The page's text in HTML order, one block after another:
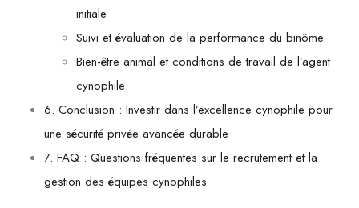
initiale
Suivi et évaluation de la performance du binôme
Bien-être animal et conditions de travail de l’agent
cynophile
6. Conclusion : Investir dans l’excellence cynophile pour
une sécurité privée avancée durable
7. FAQ : Questions fréquentes sur le recrutement et la
gestion des équipes cynophiles